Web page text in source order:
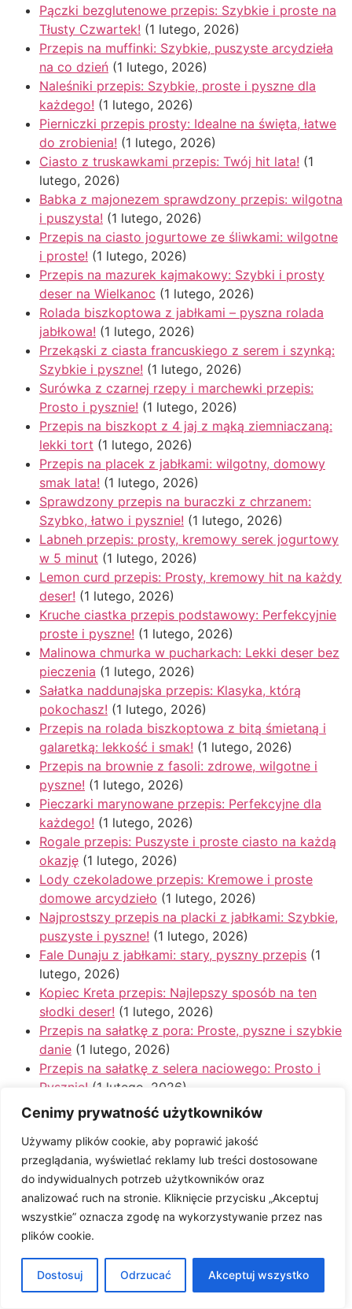
Cenimy prywatność użytkowników
Używamy plików cookie, aby poprawić jakość
przeglądania, wyświetlać reklamy lub treści dostosowane
do indywidualnych potrzeb użytkowników oraz
analizować ruch na stronie. Kliknięcie przycisku „Akceptuj
wszystkie” oznacza zgodę na wykorzystywanie przez nas
plików cookie.
Dostosuj Odrzucać Akceptuj wszystko
Pączki bezglutenowe przepis: Szybkie i proste na
Tłusty Czwartek! (1 lutego, 2026)
Przepis na muffinki: Szybkie, puszyste arcydzieła
na co dzień (1 lutego, 2026)
Naleśniki przepis: Szybkie, proste i pyszne dla
każdego! (1 lutego, 2026)
Pierniczki przepis prosty: Idealne na święta, łatwe
do zrobienia! (1 lutego, 2026)
Ciasto z truskawkami przepis: Twój hit lata! (1
lutego, 2026)
Babka z majonezem sprawdzony przepis: wilgotna
i puszysta! (1 lutego, 2026)
Przepis na ciasto jogurtowe ze śliwkami: wilgotne
i proste! (1 lutego, 2026)
Przepis na mazurek kajmakowy: Szybki i prosty
deser na Wielkanoc (1 lutego, 2026)
Rolada biszkoptowa z jabłkami – pyszna rolada
jabłkowa! (1 lutego, 2026)
Przekąski z ciasta francuskiego z serem i szynką:
Szybkie i pyszne! (1 lutego, 2026)
Surówka z czarnej rzepy i marchewki przepis:
Prosto i pysznie! (1 lutego, 2026)
Przepis na biszkopt z 4 jaj z mąką ziemniaczaną:
lekki tort (1 lutego, 2026)
Przepis na placek z jabłkami: wilgotny, domowy
smak lata! (1 lutego, 2026)
Sprawdzony przepis na buraczki z chrzanem:
Szybko, łatwo i pysznie! (1 lutego, 2026)
Labneh przepis: prosty, kremowy serek jogurtowy
w 5 minut (1 lutego, 2026)
Lemon curd przepis: Prosty, kremowy hit na każdy
deser! (1 lutego, 2026)
Kruche ciastka przepis podstawowy: Perfekcyjnie
proste i pyszne! (1 lutego, 2026)
Malinowa chmurka w pucharkach: Lekki deser bez
pieczenia (1 lutego, 2026)
Sałatka naddunajska przepis: Klasyka, którą
pokochasz! (1 lutego, 2026)
Przepis na rolada biszkoptowa z bitą śmietaną i
galaretką: lekkość i smak! (1 lutego, 2026)
Przepis na brownie z fasoli: zdrowe, wilgotne i
pyszne! (1 lutego, 2026)
Pieczarki marynowane przepis: Perfekcyjne dla
każdego! (1 lutego, 2026)
Rogale przepis: Puszyste i proste ciasto na każdą
okazję (1 lutego, 2026)
Lody czekoladowe przepis: Kremowe i proste
domowe arcydzieło (1 lutego, 2026)
Najprostszy przepis na placki z jabłkami: Szybkie,
puszyste i pyszne! (1 lutego, 2026)
Fale Dunaju z jabłkami: stary, pyszny przepis (1
lutego, 2026)
Kopiec Kreta przepis: Najlepszy sposób na ten
słodki deser! (1 lutego, 2026)
Przepis na sałatkę z pora: Proste, pyszne i szybkie
danie (1 lutego, 2026)
Przepis na sałatkę z selera naciowego: Prosto i
Pysznie! (1 lutego, 2026)
Lukier przepis: Proste i pyszne dekoracje na każde
ciasto (1 lutego, 2026)
Babka drożdżowa przepis babci: Puszysta,
wilgotna i najlepsza! (1 lutego, 2026)
Ciastka orzechowe przepis: Prosto i pysznie dla
każdego! (1 lutego, 2026)
Ciastka owsiane z czekoladą przepis: prosty hit!
lutego, 2026)
Koreczki przepis: Proste, pyszne i szybkie
przekąski na każdą okazję
(1 lutego, 2026)
Banany w cieście naleśnikowym przepis: Proste i